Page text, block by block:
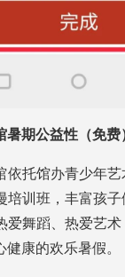
暑期公益性（免费
依托馆办青少年
培训班，丰富孩子
爱舞蹈、热爱艺
康的欢乐暑假。